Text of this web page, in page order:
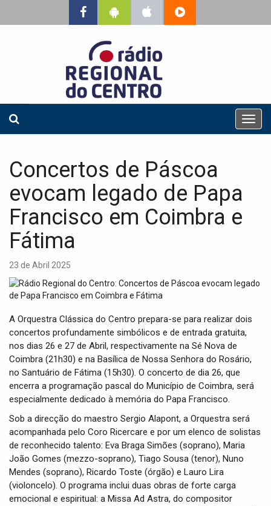
T
o
i
Concertos de Páscoa
evocam legado de Papa
Francisco em Coimbra e
Fátima
23 de Abril 2025
A Orquestra Clássica do Centro prepara-se para realizar dois
concertos profundamente simbólicos e de entrada gratuita,
nos dias 26 e 27 de Abril, respectivamente na Sé Nova de
Coimbra (21h30) e na Basílica de Nossa Senhora do Rosário,
no Santuário de Fátima (15h30). O concerto de dia 26, que
encerra a programação pascal do Município de Coimbra, será
especialmente dedicado à memória do Papa Francisco.
Sob a direcção do maestro Sergio Alapont, a Orquestra será
acompanhada pelo Coro Ricercare e por um elenco de solistas
de reconhecido talento: Eva Braga Simões (soprano), Maria
João Gomes (mezzo-soprano), Tiago Sousa (tenor), Nuno
Mendes (soprano), Ricardo Toste (órgão) e Lauro Lira
(violoncelo). O programa inclui duas obras de forte carga
emocional e espiritual: a Missa Ad Astra, do compositor